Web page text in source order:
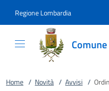
Regione Lombardia
Home / Novità / Avvisi /